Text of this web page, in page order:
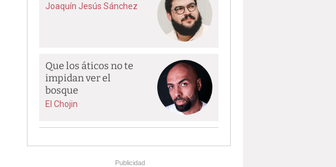
Joaquín Jesús Sánchez
Que los áticos no te
impidan ver el
bosque
El Chojin
Publicidad